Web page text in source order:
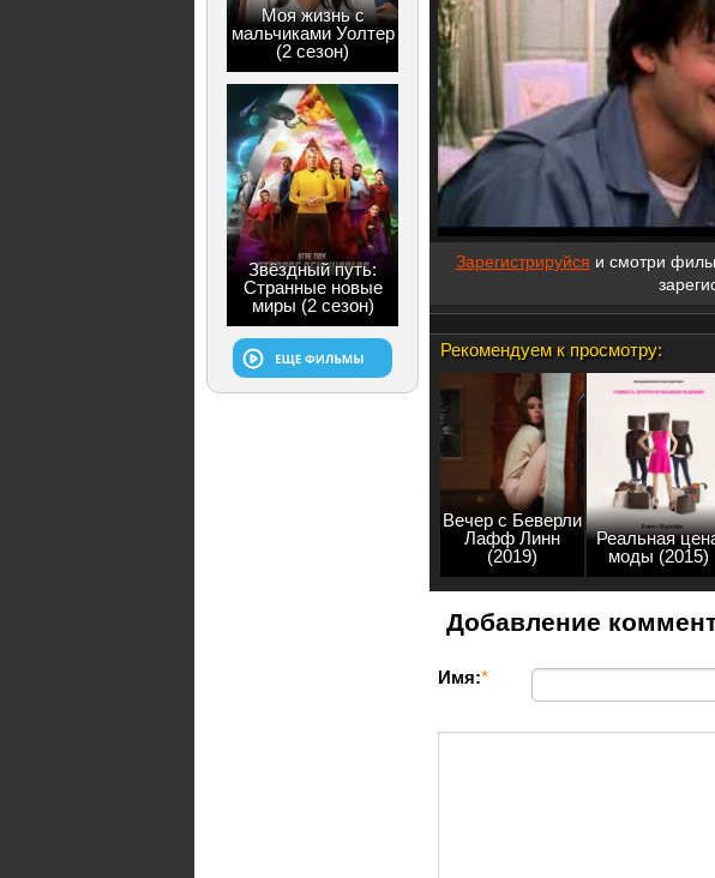
Зарегистрируйся и смотри
Рекомендуем к просмотру:
Вечер с Беверли
Лафф Линн
(2019)
Реальная
моды (2015)
Добавление
Имя:*
Моя жизнь с
мальчиками Уолтер
(2 сезон)
Звёздный путь:
Странные новые
миры (2 сезон)